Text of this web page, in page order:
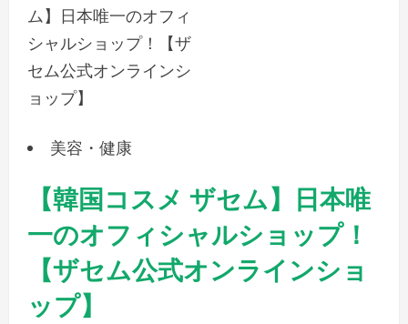
美容・健康
【韓国コスメ ザセム】日本唯
一のオフィシャルショップ！
【ザセム公式オンラインショ
ップ】